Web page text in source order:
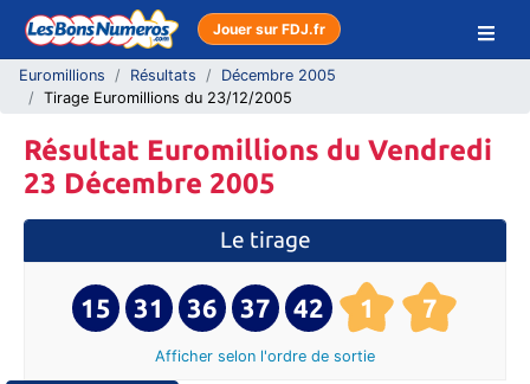
Jouer sur FDJ.fr
Euromillions Résultats
Décembre 2005
Tirage Euromillions du 23/12/2005
Résultat Euromillions du Vendredi
23 Décembre 2005
Le tirage
15 31 36 37 42 1 7
Afficher selon l'ordre de sortie